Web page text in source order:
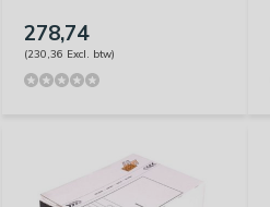
278,74
(230,36 Excl. btw)